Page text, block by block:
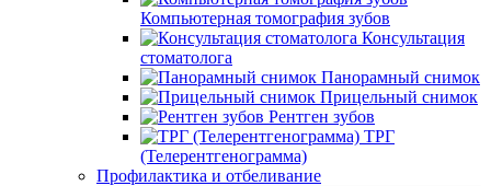
Компьютерная томография зубов
Консультация
стоматолога
Панорамный снимок
Прицельный снимок
Рентген зубов
ТРГ
(Телерентгенограмма)
Профилактика и отбеливание